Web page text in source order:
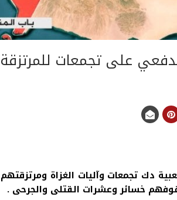
على تجمعات للمرتزقة
دك تجمعات وآليات الغزاة
خسائر وعشرات القتلى والجرحى .